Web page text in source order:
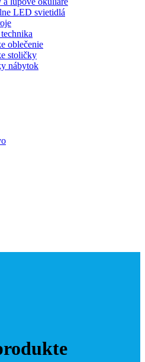
LED svietidlá
oblečenie
stoličky
nábytok